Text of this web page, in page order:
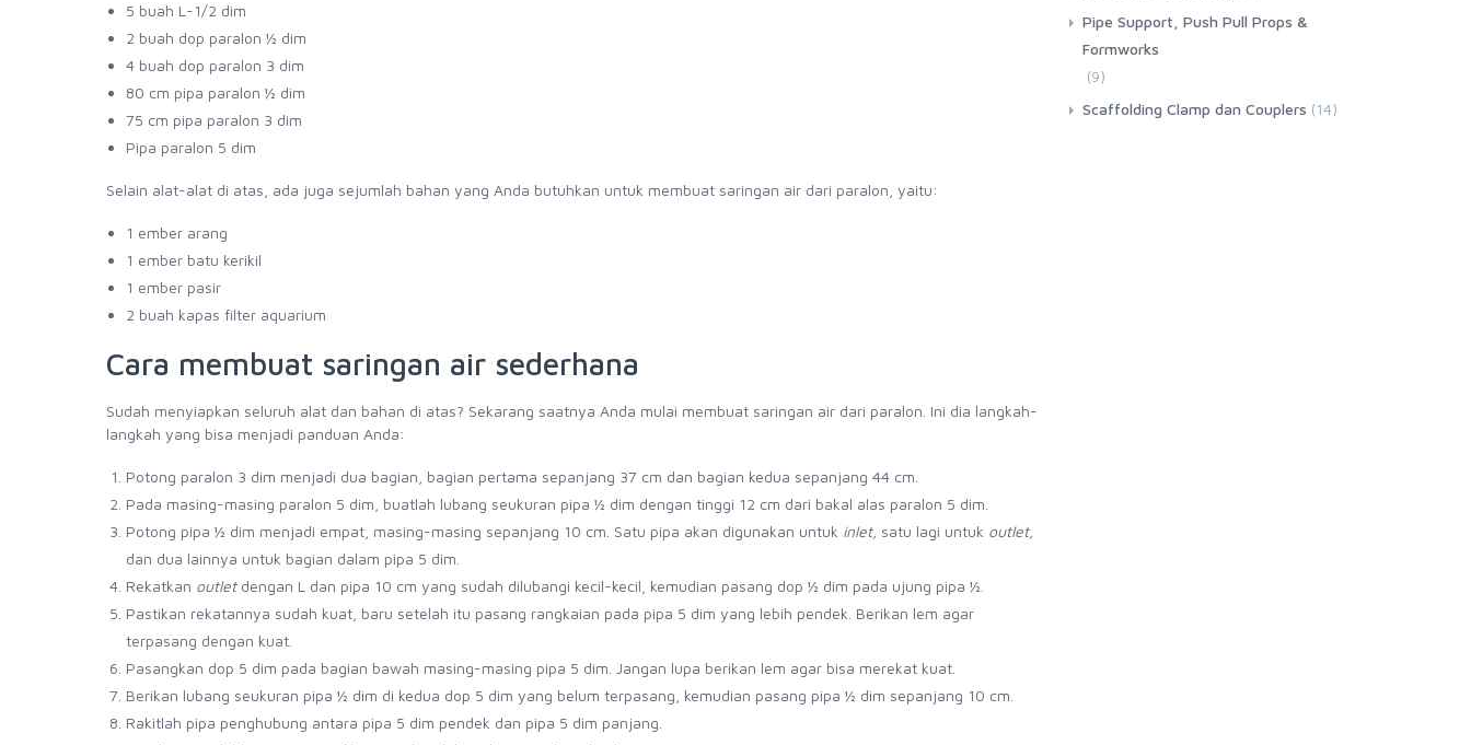
5 buah L-1/2 dim
2 buah dop paralon ½ dim
4 buah dop paralon 3 dim
80 cm pipa paralon ½ dim
75 cm pipa paralon 3 dim
Pipa paralon 5 dim
Selain alat-alat di atas, ada juga sejumlah bahan yang Anda butuhkan untuk membuat saringan air dari paralon, yaitu:
1 ember arang
1 ember batu kerikil
1 ember pasir
2 buah kapas filter aquarium
Cara membuat saringan air sederhana
Sudah menyiapkan seluruh alat dan bahan di atas? Sekarang saatnya Anda mulai membuat saringan air dari paralon. Ini dia langkah-
langkah yang bisa menjadi panduan Anda:
Potong paralon 3 dim menjadi dua bagian, bagian pertama sepanjang 37 cm dan bagian kedua sepanjang 44 cm.
Pada masing-masing paralon 5 dim, buatlah lubang seukuran pipa ½ dim dengan tinggi 12 cm dari bakal alas paralon 5 dim.
Potong pipa ½ dim menjadi empat, masing-masing sepanjang 10 cm. Satu pipa akan digunakan untuk inlet, satu lagi untuk outlet,
dan dua lainnya untuk bagian dalam pipa 5 dim.
Rekatkan outlet dengan L dan pipa 10 cm yang sudah dilubangi kecil-kecil, kemudian pasang dop ½ dim pada ujung pipa ½.
Pastikan rekatannya sudah kuat, baru setelah itu pasang rangkaian pada pipa 5 dim yang lebih pendek. Berikan lem agar
terpasang dengan kuat.
Pasangkan dop 5 dim pada bagian bawah masing-masing pipa 5 dim. Jangan lupa berikan lem agar bisa merekat kuat.
Berikan lubang seukuran pipa ½ dim di kedua dop 5 dim yang belum terpasang, kemudian pasang pipa ½ dim sepanjang 10 cm.
Rakitlah pipa penghubung antara pipa 5 dim pendek dan pipa 5 dim panjang.
Pipe Support, Push Pull Props &
Formworks
(9)
Scaffolding Clamp dan Couplers (14)